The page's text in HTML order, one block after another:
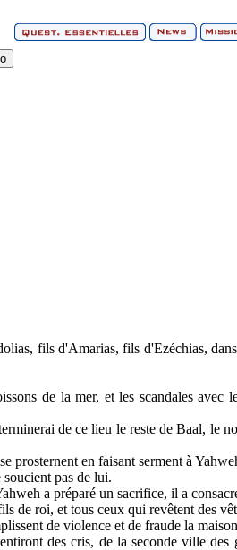
fils d'Amarias, fils d'Ezéchias,
de la mer, et les scandales avec
de ce lieu le reste de Baal, le
prosternent en faisant serment à
pas de lui.
a préparé un sacrifice, il a
de roi, et tous ceux qui revêtent des
de violence et de fraude la
des cris, de la seconde ville des